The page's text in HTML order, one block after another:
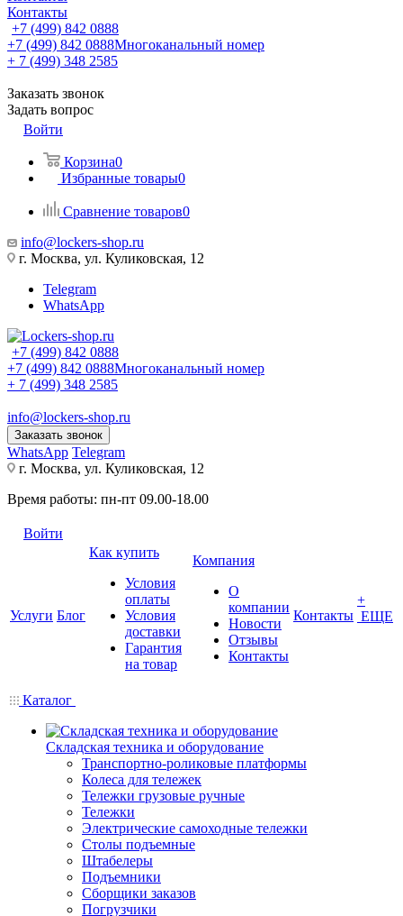
Контакты
+7 (499) 842 0888
+7 (499) 842 0888Многоканальный номер
+ 7 (499) 348 2585
Заказать звонок
Задать вопрос
Войти
Корзина0
Избранные товары0
Сравнение товаров0
info@lockers-shop.ru
г. Москва, ул. Куликовская, 12
Telegram
WhatsApp
+7 (499) 842 0888
+7 (499) 842 0888Многоканальный номер
+ 7 (499) 348 2585
info@lockers-shop.ru
Заказать звонок
WhatsApp Telegram
г. Москва, ул. Куликовская, 12
Время работы: пн-пт 09.00-18.00
Войти
Услуги Блог
Как купить
Условия
оплаты
Условия
доставки
Гарантия
на товар
Компания
О
компании
Новости
Отзывы
Контакты
Контакты
+
ЕЩЕ
Каталог
Складская техника и оборудование
Транспортно-роликовые платформы
Колеса для тележек
Тележки грузовые ручные
Тележки
Электрические самоходные тележки
Столы подъемные
Штабелеры
Подъемники
Сборщики заказов
Погрузчики